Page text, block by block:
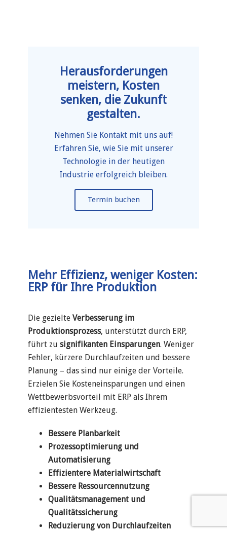
Herausforderungen
meistern, Kosten
senken, die Zukunft
gestalten.
Nehmen Sie Kontakt mit uns auf!
Erfahren Sie, wie Sie mit unserer
Technologie in der heutigen
Industrie erfolgreich bleiben.
Termin buchen
Mehr Effizienz, weniger Kosten:
ERP für Ihre Produktion
Die gezielte Verbesserung im
Produktionsprozess, unterstützt durch ERP,
führt zu signifikanten Einsparungen. Weniger
Fehler, kürzere Durchlaufzeiten und bessere
Planung – das sind nur einige der Vorteile.
Erzielen Sie Kosteneinsparungen und einen
Wettbewerbsvorteil mit ERP als Ihrem
effizientesten Werkzeug.
Bessere Planbarkeit
Prozessoptimierung und
Automatisierung
Effizientere Materialwirtschaft
Bessere Ressourcennutzung
Qualitätsmanagement und
Qualitätssicherung
Reduzierung von Durchlaufzeiten